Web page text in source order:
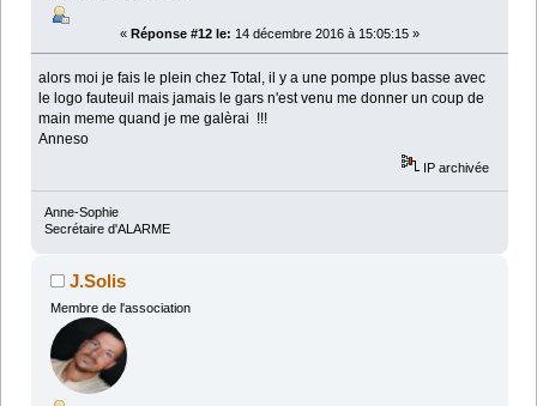
« Réponse #12 le: 14 décembre 2016 à 15:05:15 »
alors moi je fais le plein chez Total, il y a une pompe plus basse avec
le logo fauteuil mais jamais le gars n'est venu me donner un coup de
main meme quand je me galèrai !!!
Anneso
IP archivée
Anne-Sophie
Secrétaire d'ALARME
J.Solis
Membre de l'association